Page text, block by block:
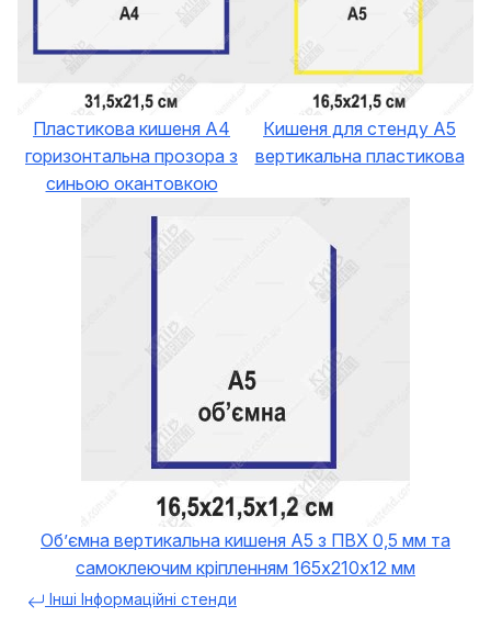
Пластикова кишеня А4
горизонтальна прозора з
синьою окантовкою
Кишеня для стенду А5
вертикальна пластикова
Обʼємна вертикальна кишеня А5 з ПВХ 0,5 мм та
самоклеючим кріпленням 165х210х12 мм
Інші Інформаційні стенди